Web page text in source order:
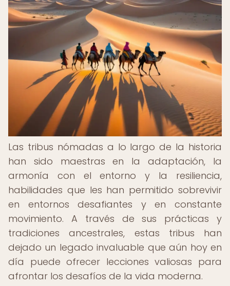
Las tribus nómadas a lo largo de la historia
han sido maestras en la adaptación, la
armonía con el entorno y la resiliencia,
habilidades que les han permitido sobrevivir
en entornos desafiantes y en constante
movimiento. A través de sus prácticas y
tradiciones ancestrales, estas tribus han
dejado un legado invaluable que aún hoy en
día puede ofrecer lecciones valiosas para
afrontar los desafíos de la vida moderna.